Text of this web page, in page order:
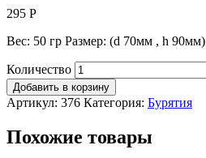
295 Р
Вес: 50 гр Размер: (d 70мм , h 90мм)
Количество
Добавить в корзину
Артикул: 376 Категория: Бурятия
Похожие товары